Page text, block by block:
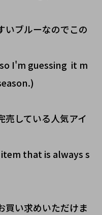
いブルーなのでこの
I'm guessing it m
売している人気アイ
that is always s
買い求めいただけま